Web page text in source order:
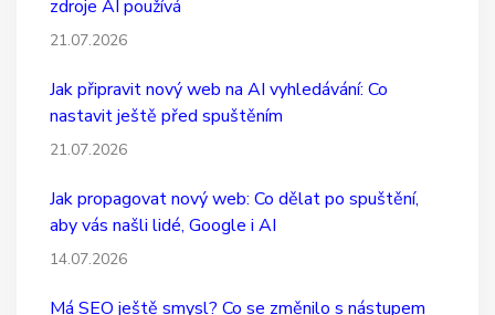
zdroje AI používá
21.07.2026
Jak připravit nový web na AI vyhledávání: Co
nastavit ještě před spuštěním
21.07.2026
Jak propagovat nový web: Co dělat po spuštění,
aby vás našli lidé, Google i AI
14.07.2026
Má SEO ještě smysl? Co se změnilo s nástupem